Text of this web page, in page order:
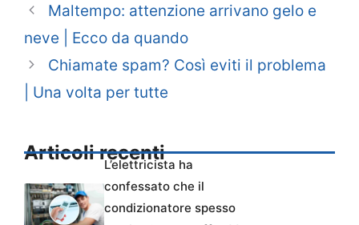
Maltempo: attenzione arrivano gelo e
neve | Ecco da quando
Chiamate spam? Così eviti il problema
| Una volta per tutte
Articoli recenti
L’elettricista ha
confessato che il
condizionatore spesso